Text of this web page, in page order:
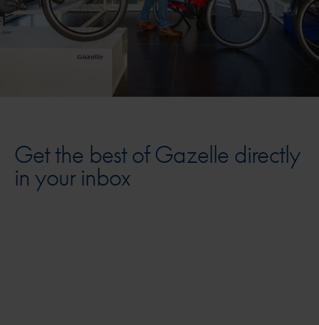
Get the best of Gazelle directly
in your inbox